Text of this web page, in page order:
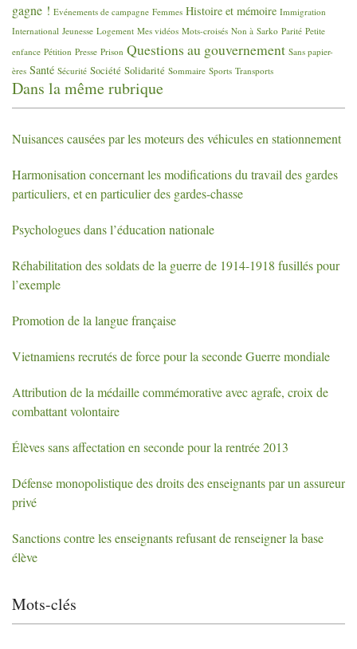
gagne ! Evénements de campagne Femmes Histoire et mémoire Immigration
International Jeunesse Logement Mes vidéos Mots-croisés Non à Sarko Parité Petite
enfance Pétition Presse Prison Questions au gouvernement Sans papier-
ères Santé Sécurité Société Solidarité Sommaire Sports Transports
Dans la même rubrique
Nuisances causées par les moteurs des véhicules en stationnement
Harmonisation concernant les modifications du travail des gardes
particuliers, et en particulier des gardes-chasse
Psychologues dans l’éducation nationale
Réhabilitation des soldats de la guerre de 1914-1918 fusillés pour
l’exemple
Promotion de la langue française
Vietnamiens recrutés de force pour la seconde Guerre mondiale
Attribution de la médaille commémorative avec agrafe, croix de
combattant volontaire
Élèves sans affectation en seconde pour la rentrée 2013
Défense monopolistique des droits des enseignants par un assureur
privé
Sanctions contre les enseignants refusant de renseigner la base
élève
Mots-clés